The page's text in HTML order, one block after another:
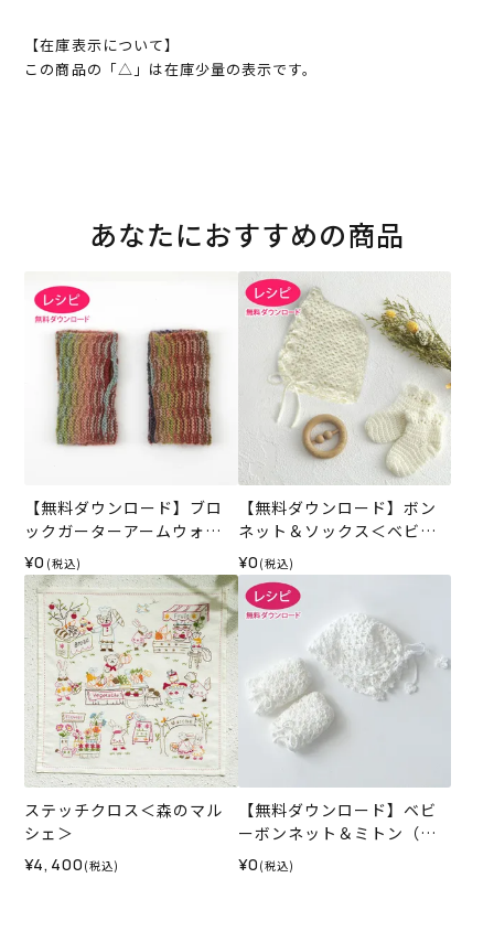
【在庫表示について】
この商品の「△」は在庫少量の表示です。
あなたにおすすめの商品
【無料ダウンロード】ブロ
ックガーターアームウォー
マー（レシピ）
¥0 (税込)
【無料ダウンロード】ボン
ネット＆ソックス＜ベビー
パレット＞（レシピ）
¥0 (税込)
ステッチクロス＜森のマル
シェ＞
¥4,400 (税込)
【無料ダウンロード】ベビ
ーボンネット＆ミトン（レ
シピ）
¥0 (税込)